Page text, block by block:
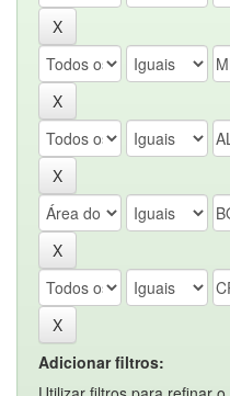
Adicionar filtros: